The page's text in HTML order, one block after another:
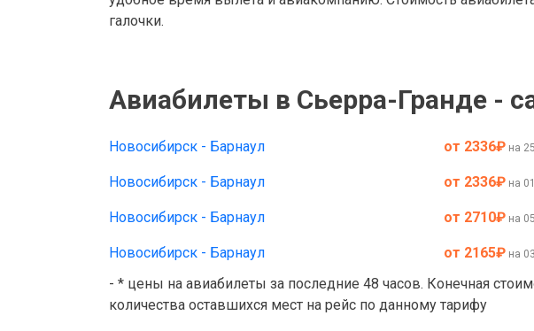
галочки.
Авиабилеты в Сьерра-Гранде -
Новосибирск - Барнаул от 2336₽ на
Новосибирск - Барнаул от 2336₽ на
Новосибирск - Барнаул от 2710₽ на
Новосибирск - Барнаул от 2165₽ на
- * цены на авиабилеты за последние 48 часов. Конечная
количества оставшихся мест на рейс по данному тарифу